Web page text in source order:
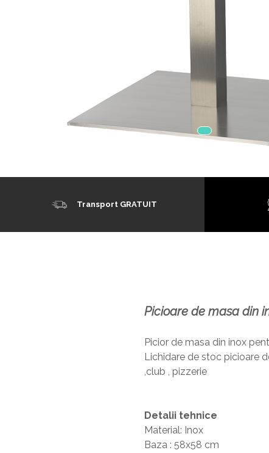
Scaune Inalte De Bar
Transport GRATUIT
Picioare de masa din
Picior de masa din inox
Lichidare de stoc picioare
,club , pizzerie
Detalii tehnice
Material: Inox
Baza : 58x58 cm